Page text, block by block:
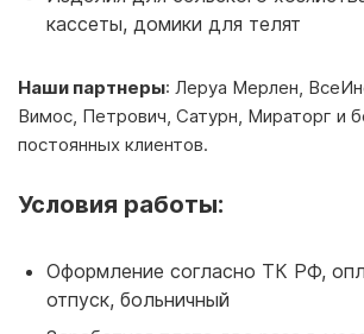
кассеты, домики для телят
Наши партнеры: Леруа Мерлен,
Вимос, Петрович, Сатурн, Мираторг и
постоянных клиентов.
Условия работы:
Оформление согласно ТК РФ,
отпуск, больничный